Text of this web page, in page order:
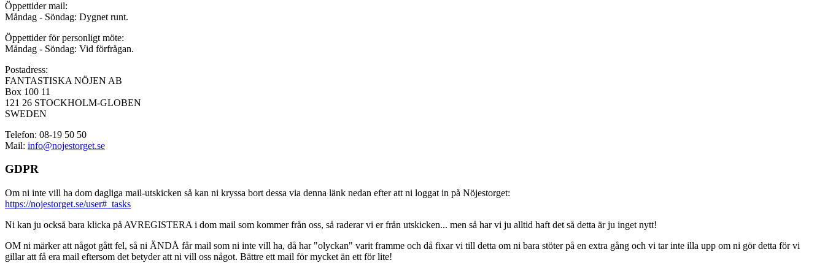
Öppettider mail:
Måndag - Söndag: Dygnet runt.
Öppettider för personligt möte:
Måndag - Söndag: Vid förfrågan.
Postadress:
FANTASTISKA NÖJEN AB
Box 100 11
121 26 STOCKHOLM-GLOBEN
SWEDEN
Telefon: 08-19 50 50
Mail: info@nojestorget.se
GDPR
Om ni inte vill ha dom dagliga mail-utskicken så kan ni kryssa bort dessa via denna länk nedan efter att ni loggat in på Nöjestorget:
https://nojestorget.se/user#_tasks
Ni kan ju också bara klicka på AVREGISTERA i dom mail som kommer från oss, så raderar vi er från utskicken... men så har vi ju alltid haft det så detta är ju inget nytt!
OM ni märker att något gått fel, så ni ÄNDÅ får mail som ni inte vill ha, då har "olyckan" varit framme och då fixar vi till detta om ni bara stöter på en extra gång och vi tar inte illa upp om ni gör detta för vi
gillar att få era mail eftersom det betyder att ni vill oss något. Bättre ett mail för mycket än ett för lite!